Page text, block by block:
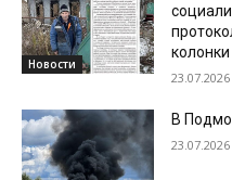
Новости
23.07.2026
В
23.07.2026